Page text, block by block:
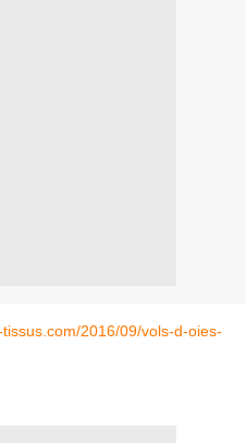
2016/09/vols-d-oies-